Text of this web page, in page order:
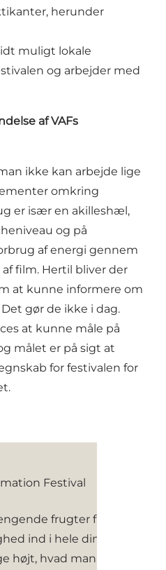
herunder
muligt lokale
og arbejder med
af VAFs
ikke kan arbejde lige
omkring
er især en akilleshæl,
og på
af energi gennem
film. Hertil bliver der
at kunne informere om
gør de ikke i dag.
at kunne måle på
målet er på sigt at
for festivalen for
Festival
frugter f.eks. ved
ind i hele din værdikæde
højt, hvad man gør af